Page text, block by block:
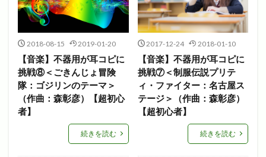
2018-08-15 2019-01-20
【音楽】不器用が耳コピに
挑戦⑧＜ごきんじょ冒険
隊：ゴジリンのテーマ＞
（作曲：森彰彦）【超初心
者】
続きを読む
2017-12-24 2018-01-10
【音楽】不器用が耳コピに
挑戦⑦＜制服伝説プリテ
ィ・ファイター：名古屋ス
テージ＞（作曲：森彰彦）
【超初心者】
続きを読む